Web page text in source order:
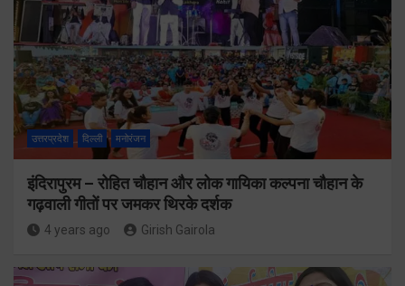
उत्तरप्रदेश दिल्ली मनोरंजन
इंदिरापुरम – रोहित चौहान और लोक गायिका कल्पना चौहान के
गढ़वाली गीतों पर जमकर थिरके दर्शक
4 years ago Girish Gairola